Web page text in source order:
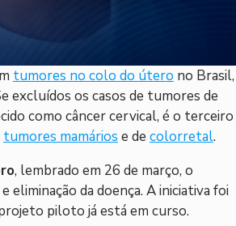
tumores no colo do útero no Brasil,
excluídos os casos de tumores de
como câncer cervical, é o terceiro
tumores mamários e de colorretal.
, lembrado em 26 de março, o
da doença. A iniciativa foi
piloto já está em curso.